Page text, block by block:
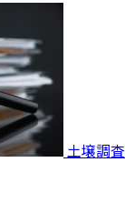
土壌調査